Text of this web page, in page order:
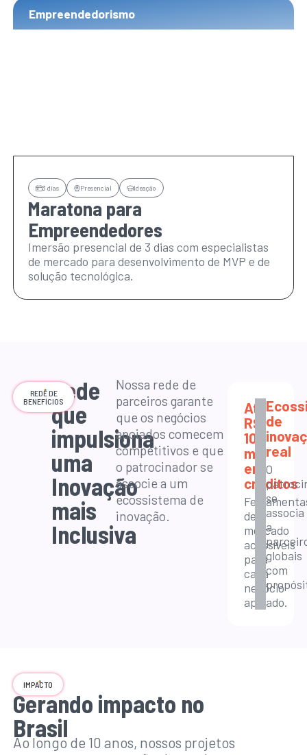
Empreendedorismo
3 dias Presencial Ideação
Maratona para
Empreendedores
Imersão presencial de 3 dias com especialistas
de mercado para desenvolvimento de MVP e de
solução tecnológica.
REDE DE
BENEFÍCIOSRede
que
impulsiona
uma
Inovação
mais
Inclusiva
Nossa rede de
parceiros garante
que os negócios
apoiados comecem
competitivos e que
o patrocinador se
associe a um
ecossistema de
inovação.
Até
R$
100
mil
em
créditos
de
mercado
acessíveis
para
cada
negócio
apoiado.
de
real
O
se
associa
a
globais
com
IMPACTO
Gerando impacto no
Brasil
Ao longo de 10 anos, nossos projetos